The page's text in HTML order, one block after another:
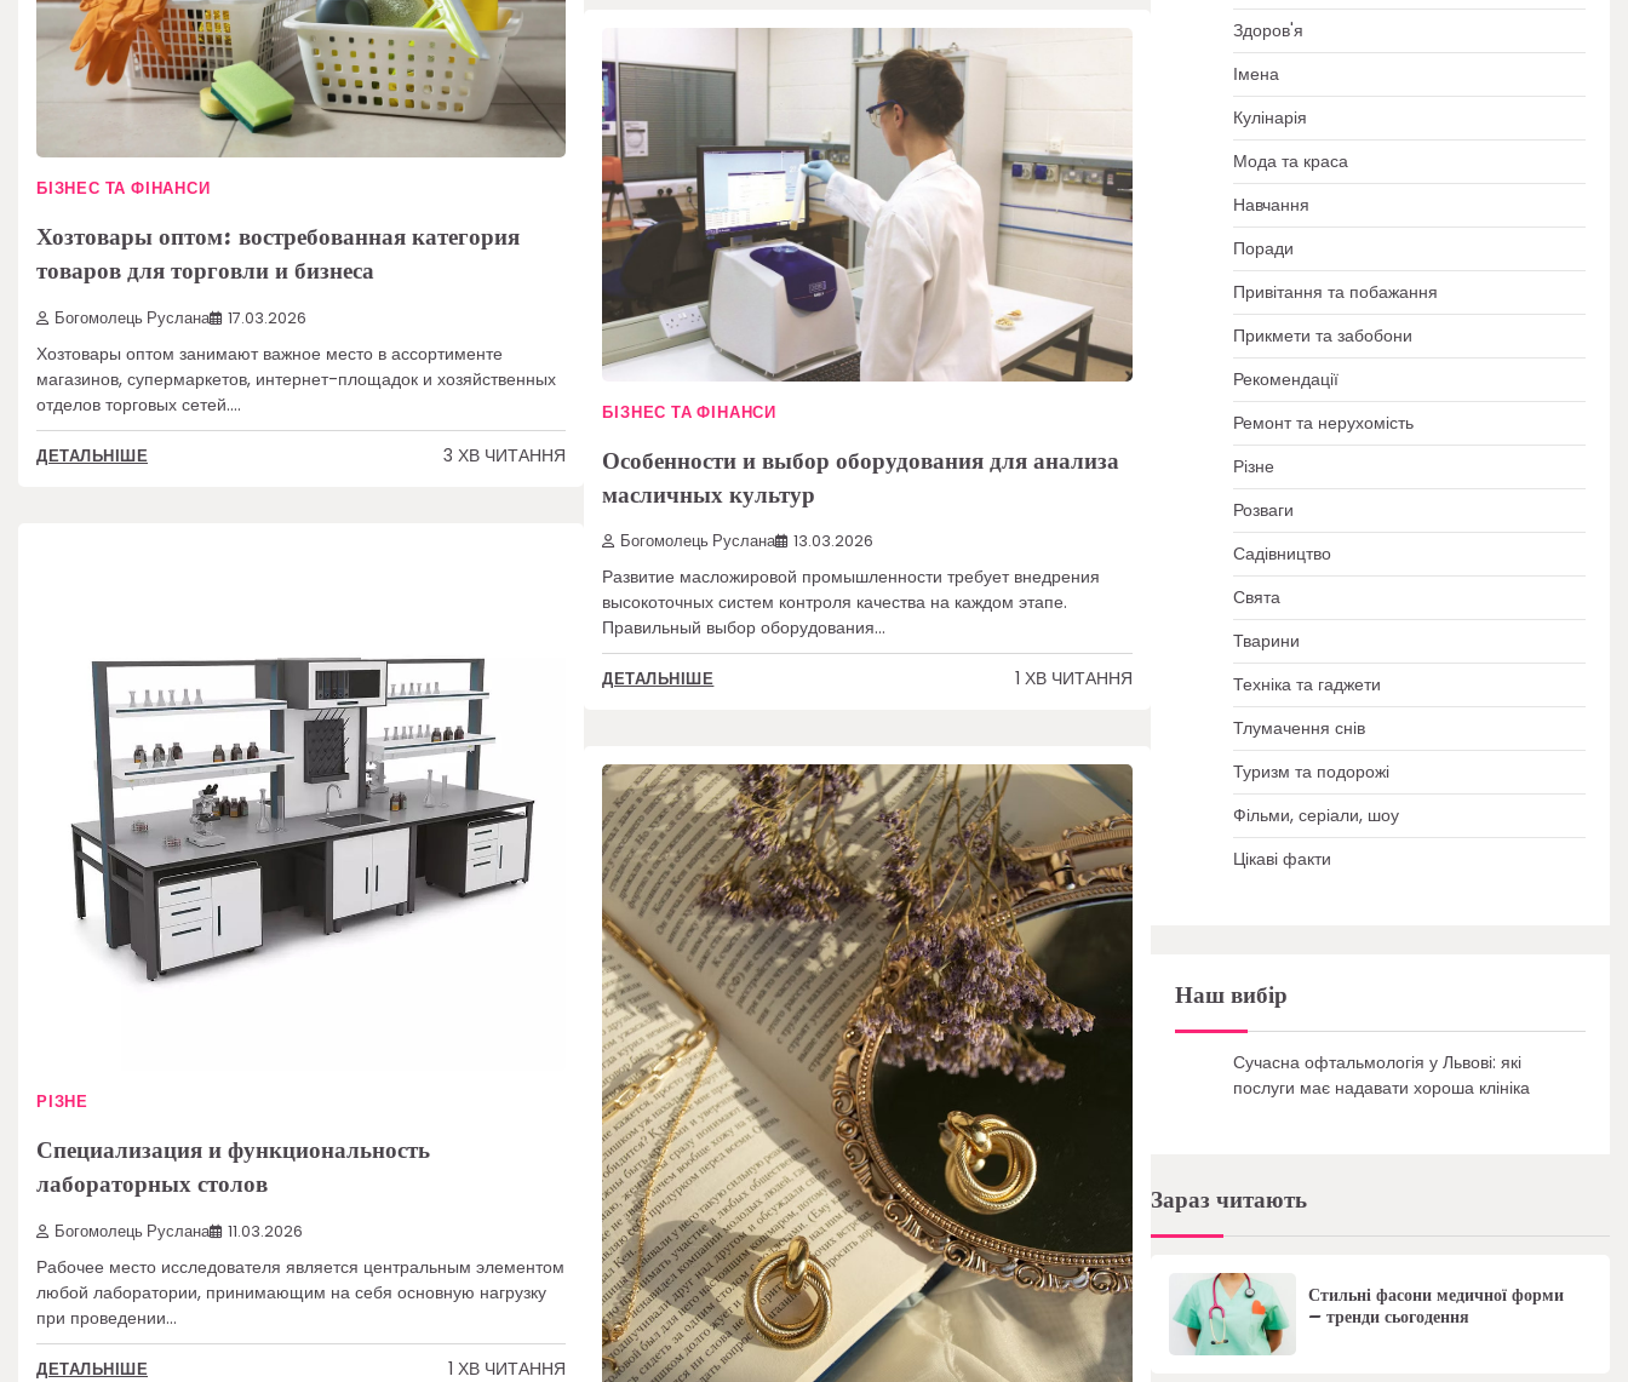
БІЗНЕС ТА ФІНАНСИ
Хозтовары оптом: востребованная категория
товаров для торговли и бизнеса
Богомолець Руслана 17.03.2026
Хозтовары оптом занимают важное место в ассортименте
магазинов, супермаркетов, интернет-площадок и хозяйственных
отделов торговых сетей.…
ДЕТАЛЬНІШЕ 3 ХВ ЧИТАННЯ
БІЗНЕС ТА ФІНАНСИ
Особенности и выбор оборудования для анализа
масличных культур
Богомолець Руслана 13.03.2026
Развитие масложировой промышленности требует внедрения
высокоточных систем контроля качества на каждом этапе.
Правильный выбор оборудования…
ДЕТАЛЬНІШЕ 1 ХВ ЧИТАННЯ
РІЗНЕ
Специализация и функциональность
лабораторных столов
Богомолець Руслана 11.03.2026
Рабочее место исследователя является центральным элементом
любой лаборатории, принимающим на себя основную нагрузку
при проведении…
ДЕТАЛЬНІШЕ 1 ХВ ЧИТАННЯ
Здоров'я
Імена
Кулінарія
Мода та краса
Навчання
Поради
Привітання та побажання
Прикмети та забобони
Рекомендації
Ремонт та нерухомість
Різне
Розваги
Садівництво
Свята
Тварини
Техніка та гаджети
Тлумачення снів
Туризм та подорожі
Фільми, серіали, шоу
Цікаві факти
Наш вибір
Сучасна офтальмологія у Львові: які
послуги має надавати хороша клініка
Зараз читають
Стильні фасони медичної форми
– тренди сьогодення